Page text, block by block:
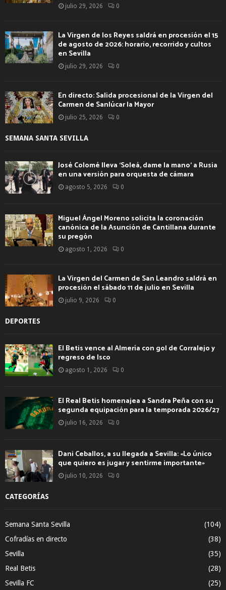
julio 29, 2026 0
La Virgen de los Reyes saldrá en procesión el 15
de agosto de 2026: horario, recorrido y cultos
en Sevilla
julio 29, 2026 0
En directo: Salida procesional de la Virgen del
Carmen de Sanlúcar la Mayor
julio 25, 2026 0
SEMANA SANTA SEVILLA
José Colomé lleva ‘Soleá, dame la mano’ a Rusia
en una versión para orquesta de cámara
agosto 5, 2026 0
Miguel Ángel Moreno solicita la coronación
canónica de la Asunción de Cantillana durante
su pregón
agosto 1, 2026 0
La Virgen del Carmen de San Leandro saldrá en
procesión el sábado 11 de julio en Sevilla
julio 9, 2026 0
DEPORTES
El Betis vence al Almería con gol de Corralejo y
regreso de Isco
agosto 1, 2026 0
El Real Betis homenajea a Sandra Peña con su
segunda equipación para la temporada 2026/27
julio 16, 2026 0
Dani Ceballos, a su llegada a Sevilla: «Lo único
que quiero es jugar y sentirme importante»
julio 10, 2026 0
CATEGORÍAS
Semana Santa Sevilla
(104)
Cofradías en directo
(38)
Sevilla
(35)
Real Betis
(28)
Sevilla FC
(25)